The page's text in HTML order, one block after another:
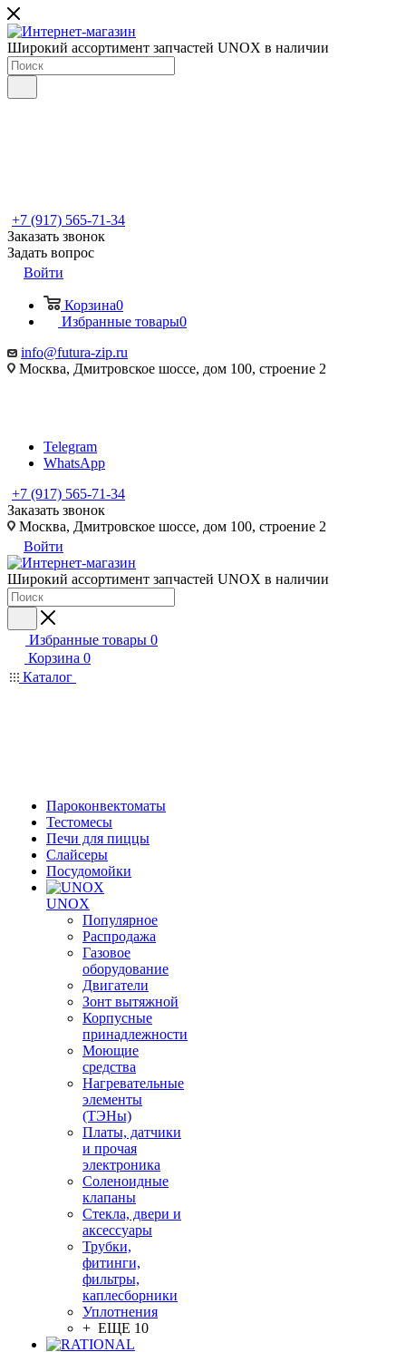
Широкий ассортимент запчастей UNOX в наличии
+7 (917) 565-71-34
Заказать звонок
Задать вопрос
Войти
Корзина0
Избранные товары0
info@futura-zip.ru
Москва, Дмитровское шоссе, дом 100, строение 2
Telegram
WhatsApp
+7 (917) 565-71-34
Заказать звонок
Москва, Дмитровское шоссе, дом 100, строение 2
Войти
Широкий ассортимент запчастей UNOX в наличии
Избранные товары 0
Корзина 0
Каталог
Пароконвектоматы
Тестомесы
Печи для пиццы
Слайсеры
Посудомойки
UNOX
Популярное
Распродажа
Газовое
оборудование
Двигатели
Зонт вытяжной
Корпусные
принадлежности
Моющие
средства
Нагревательные
элементы
(ТЭНы)
Платы, датчики
и прочая
электроника
Соленоидные
клапаны
Стекла, двери и
аксессуары
Трубки,
фитинги,
фильтры,
каплесборники
Уплотнения
+ ЕЩЕ 10